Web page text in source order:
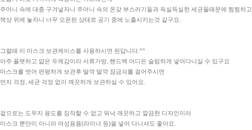
주머니 속에 대충 구겨넣자니 주머니 속의 온갖 부스러기들과 득실득실한 세균들때문에 찜찜하고
책상 위에 놓자니 너무 오픈된 상태로 공기 중에 노출시키는것 같구요.
그럴때 이 마스크 보관케이스를 사용하시면 된답니다.^^
아주 플랫하고 얇은 두께감이라 서류가방, 핸드백 어디든 슬림하게 넣어다니실 수 있구요
마스크를 벗어 편평하게 보관후 딸깍 딸깍 잠금쇠를 걸어주시면
먼지 걱정, 세균 걱정 없이 깨끗하게 보관하실 수 있어요.
겉으로는 도무지 용도를 짐작할 수 없고 워낙 깨끗하고 깔끔한 디자인이라
마스크 뿐만이 아니라 여성용품(라이너 등)을 넣어 다니셔도 좋아요.